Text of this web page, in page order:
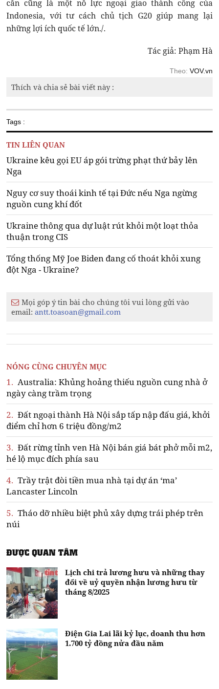
cần cũng là một nỗ lực ngoại giao thành công của
Indonesia, với tư cách chủ tịch G20 giúp mang lại
những lợi ích quốc tế lớn./.
Tác giả: Phạm Hà
Theo: VOV.vn
Thích và chia sẻ bài viết này :
Tags :
TIN LIÊN QUAN
Ukraine kêu gọi EU áp gói trừng phạt thứ bảy lên
Nga
Nguy cơ suy thoái kinh tế tại Đức nếu Nga ngừng
nguồn cung khí đốt
Ukraine thông qua dự luật rút khỏi một loạt thỏa
thuận trong CIS
Tổng thống Mỹ Joe Biden đang cố thoát khỏi xung
đột Nga - Ukraine?
Mọi góp ý tin bài cho chúng tôi vui lòng gửi vào
email:antt.toasoan@gmail.com
NÓNG CÙNG CHUYÊN MỤC
1. Australia: Khủng hoảng thiếu nguồn cung nhà ở
ngày càng trầm trọng
2. Đất ngoại thành Hà Nội sắp tấp nập đấu giá, khởi
điểm chỉ hơn 6 triệu đồng/m2
3. Đất rừng tỉnh ven Hà Nội bán giá bát phở mỗi m2,
hé lộ mục đích phía sau
4. Trầy trật đòi tiền mua nhà tại dự án ‘ma’
Lancaster Lincoln
5. Tháo dỡ nhiều biệt phủ xây dựng trái phép trên
núi
ĐƯỢC QUAN TÂM
Lịch chi trả lương hưu và những thay
đổi về uỷ quyền nhận lương hưu từ
tháng 8/2025
Điện Gia Lai lãi kỷ lục, doanh thu hơn
1.700 tỷ đồng nửa đầu năm